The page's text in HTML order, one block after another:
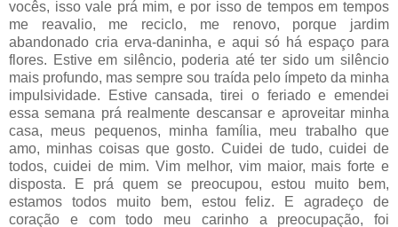
vocês, isso vale prá mim, e por isso de tempos em tempos
me reavalio, me reciclo, me renovo, porque jardim
abandonado cria erva-daninha, e aqui só há espaço para
flores. Estive em silêncio, poderia até ter sido um silêncio
mais profundo, mas sempre sou traída pelo ímpeto da minha
impulsividade. Estive cansada, tirei o feriado e emendei
essa semana prá realmente descansar e aproveitar minha
casa, meus pequenos, minha família, meu trabalho que
amo, minhas coisas que gosto. Cuidei de tudo, cuidei de
todos, cuidei de mim. Vim melhor, vim maior, mais forte e
disposta. E prá quem se preocupou, estou muito bem,
estamos todos muito bem, estou feliz. E agradeço de
coração e com todo meu carinho a preocupação, foi